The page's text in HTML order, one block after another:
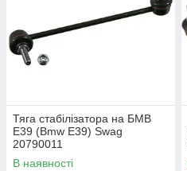
Тяга стабілізатора на БМВ
Е39 (Bmw E39) Swag
20790011
В наявності